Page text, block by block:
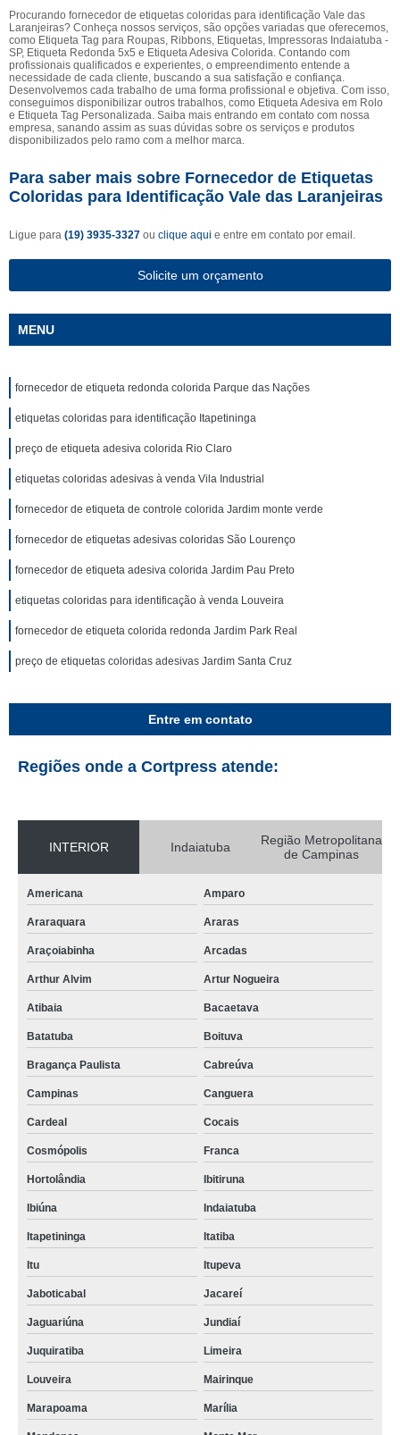
Procurando fornecedor de etiquetas coloridas para identificação Vale das
Laranjeiras? Conheça nossos serviços, são opções variadas que oferecemos,
como Etiqueta Tag para Roupas, Ribbons, Etiquetas, Impressoras Indaiatuba -
SP, Etiqueta Redonda 5x5 e Etiqueta Adesiva Colorida. Contando com
profissionais qualificados e experientes, o empreendimento entende a
necessidade de cada cliente, buscando a sua satisfação e confiança.
Desenvolvemos cada trabalho de uma forma profissional e objetiva. Com isso,
conseguimos disponibilizar outros trabalhos, como Etiqueta Adesiva em Rolo
e Etiqueta Tag Personalizada. Saiba mais entrando em contato com nossa
empresa, sanando assim as suas dúvidas sobre os serviços e produtos
disponibilizados pelo ramo com a melhor marca.
Para saber mais sobre Fornecedor de Etiquetas
Coloridas para Identificação Vale das Laranjeiras
Ligue para (19) 3935-3327 ou clique aqui e entre em contato por email.
Solicite um orçamento
MENU
fornecedor de etiqueta redonda colorida Parque das Nações
etiquetas coloridas para identificação Itapetininga
preço de etiqueta adesiva colorida Rio Claro
etiquetas coloridas adesivas à venda Vila Industrial
fornecedor de etiqueta de controle colorida Jardim monte verde
fornecedor de etiquetas adesivas coloridas São Lourenço
fornecedor de etiqueta adesiva colorida Jardim Pau Preto
etiquetas coloridas para identificação à venda Louveira
fornecedor de etiqueta colorida redonda Jardim Park Real
preço de etiquetas coloridas adesivas Jardim Santa Cruz
Entre em contato
Regiões onde a Cortpress atende:
INTERIOR Indaiatuba
Região Metropolitana
de Campinas
Americana Amparo
Araraquara Araras
Araçoiabinha Arcadas
Arthur Alvim Artur Nogueira
Atibaia Bacaetava
Batatuba Boituva
Bragança Paulista Cabreúva
Campinas Canguera
Cardeal Cocais
Cosmópolis Franca
Hortolândia Ibitiruna
Ibiúna Indaiatuba
Itapetininga Itatiba
Itu Itupeva
Jaboticabal Jacareí
Jaguariúna Jundiaí
Juquiratiba Limeira
Louveira Mairinque
Marapoama Marília